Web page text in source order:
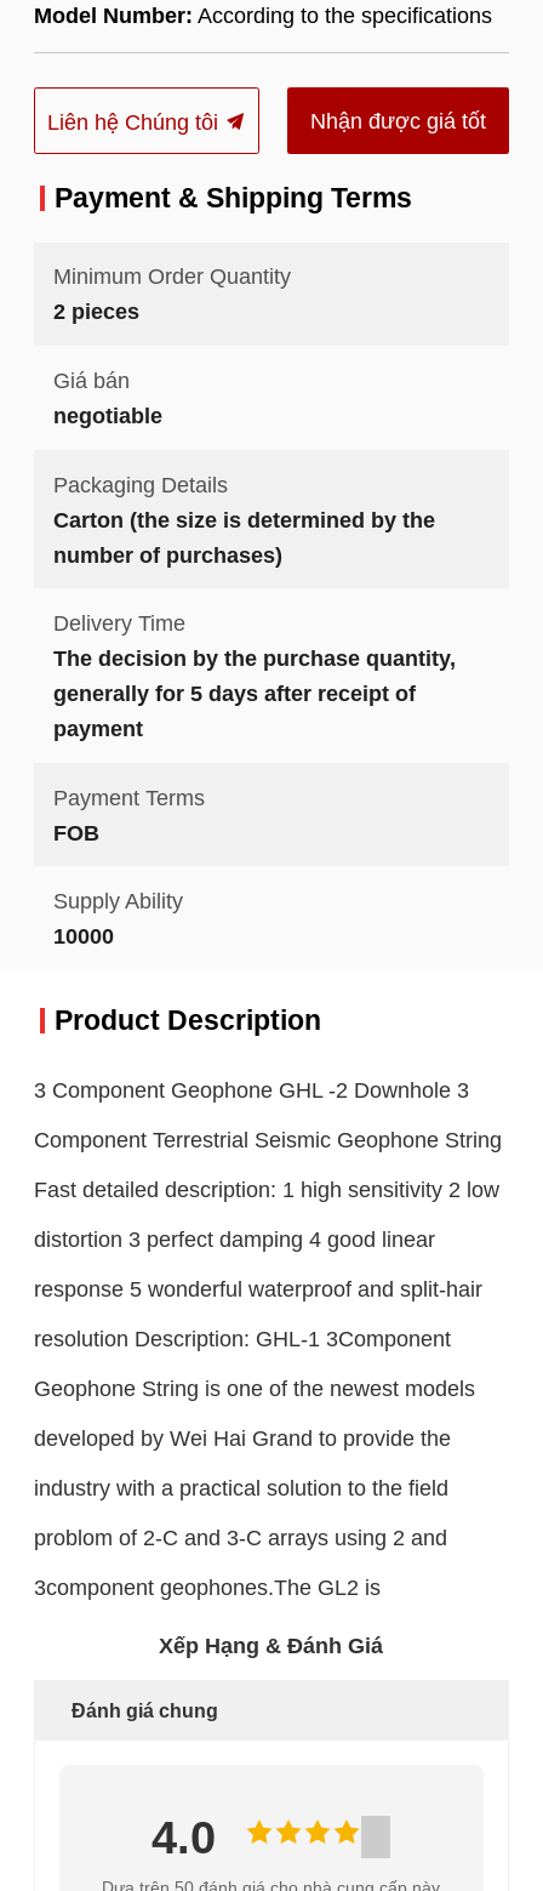
Model Number: According to the specifications
Liên hệ Chúng tôi Nhận được giá tốt
nhất
Payment & Shipping Terms
Minimum Order Quantity
2 pieces
Giá bán
negotiable
Packaging Details
Carton (the size is determined by the
number of purchases)
Delivery Time
The decision by the purchase quantity,
generally for 5 days after receipt of
payment
Payment Terms
FOB
Supply Ability
10000
Product Description
3 Component Geophone GHL -2 Downhole 3
Component Terrestrial Seismic Geophone String
Fast detailed description: 1 high sensitivity 2 low
distortion 3 perfect damping 4 good linear
response 5 wonderful waterproof and split-hair
resolution Description: GHL-1 3Component
Geophone String is one of the newest models
developed by Wei Hai Grand to provide the
industry with a practical solution to the field
problom of 2-C and 3-C arrays using 2 and
3component geophones.The GL2 is
Xếp Hạng & Đánh Giá
Đánh giá chung
4.0
Dựa trên 50 đánh giá cho nhà cung cấp này